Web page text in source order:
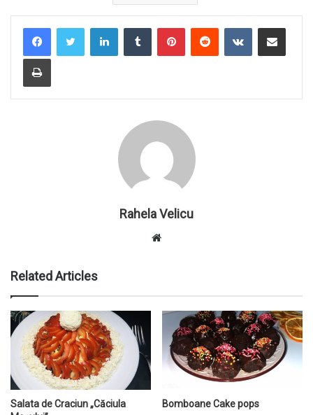
Rahela Velicu
Related Articles
Salata de Craciun „Căciula
Bomboane Cake pops